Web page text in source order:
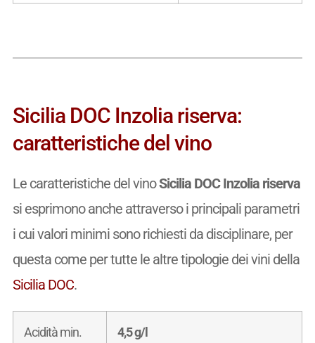
Sicilia DOC Inzolia riserva:
caratteristiche del vino
Le caratteristiche del vinoSicilia DOC Inzolia riserva
si esprimono anche attraverso i principali parametri
i cui valori minimi sono richiesti da disciplinare, per
questa come per tutte le altre tipologie dei vini della
Sicilia DOC.
Acidità min. 4,5 g/l